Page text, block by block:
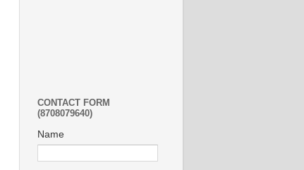
CONTACT FORM
(8708079640)
Name